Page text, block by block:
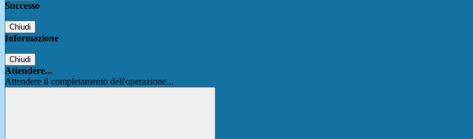
Successo
Chiudi
Informazione
Chiudi
Attendere...
Attendere il completamento dell'operazione...